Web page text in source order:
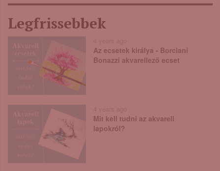
Legfrissebbek
Az ecsetek királya - Borciani
Bonazzi akvarellező ecset
Mit kell tudni az akvarell
lapokról?